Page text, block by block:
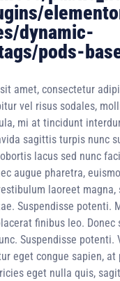
dynamic-
pods-
amet, consectetur
vel risus sodales,
mi at tincidunt
sagittis turpis nunc
lacus sed nunc
augue pharetra,
laoreet
Suspendisse potenti.
finibus leo. Donec
Suspendisse potenti.
eget congue sapien,
eget nulla quis,